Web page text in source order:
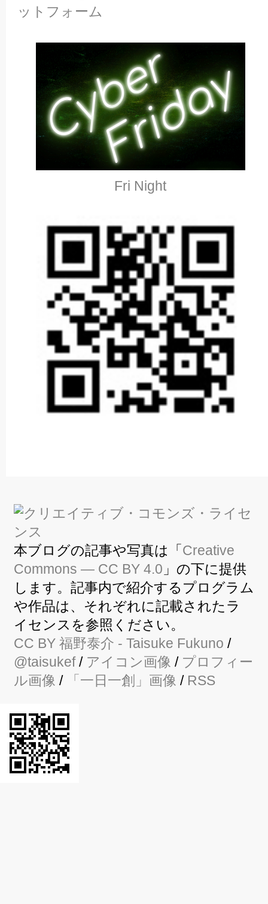
ットフォーム
Fri Night
本ブログの記事や写真は「 Creative
Commons — CC BY 4.0 」の下に提供
します。記事内で紹介するプログラム
や作品は、それぞれに記載されたラ
イセンスを参照ください。
CC BY 福野泰介 - Taisuke Fukuno /
@taisukef/ アイコン画像 / プロフィー
ル画像 / 「一日一創」画像 / RSS